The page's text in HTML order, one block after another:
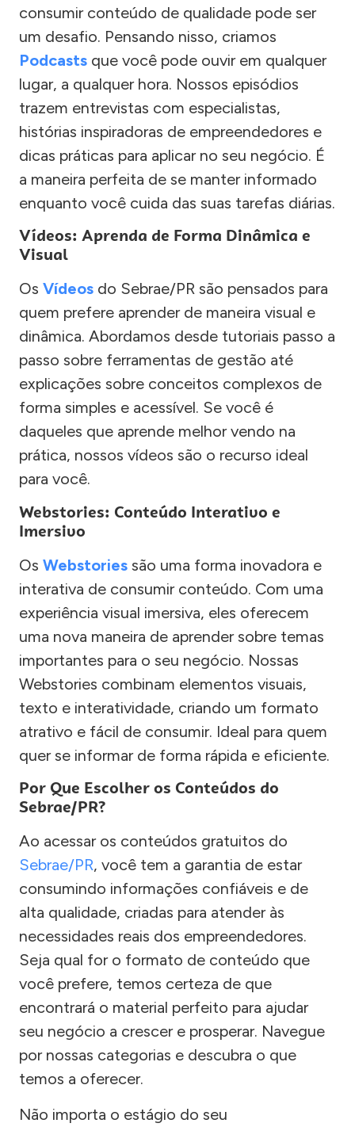
consumir conteúdo de qualidade pode ser
um desafio. Pensando nisso, criamos
Podcasts que você pode ouvir em qualquer
lugar, a qualquer hora. Nossos episódios
trazem entrevistas com especialistas,
histórias inspiradoras de empreendedores e
dicas práticas para aplicar no seu negócio. É
a maneira perfeita de se manter informado
enquanto você cuida das suas tarefas diárias.
Vídeos: Aprenda de Forma Dinâmica e
Visual
Os Vídeos do Sebrae/PR são pensados para
quem prefere aprender de maneira visual e
dinâmica. Abordamos desde tutoriais passo a
passo sobre ferramentas de gestão até
explicações sobre conceitos complexos de
forma simples e acessível. Se você é
daqueles que aprende melhor vendo na
prática, nossos vídeos são o recurso ideal
para você.
Webstories: Conteúdo Interativo e
Imersivo
Os Webstories são uma forma inovadora e
interativa de consumir conteúdo. Com uma
experiência visual imersiva, eles oferecem
uma nova maneira de aprender sobre temas
importantes para o seu negócio. Nossas
Webstories combinam elementos visuais,
texto e interatividade, criando um formato
atrativo e fácil de consumir. Ideal para quem
quer se informar de forma rápida e eficiente.
Por Que Escolher os Conteúdos do
Sebrae/PR?
Ao acessar os conteúdos gratuitos do
Sebrae/PR, você tem a garantia de estar
consumindo informações confiáveis e de
alta qualidade, criadas para atender às
necessidades reais dos empreendedores.
Seja qual for o formato de conteúdo que
você prefere, temos certeza de que
encontrará o material perfeito para ajudar
seu negócio a crescer e prosperar. Navegue
por nossas categorias e descubra o que
temos a oferecer.
Não importa o estágio do seu